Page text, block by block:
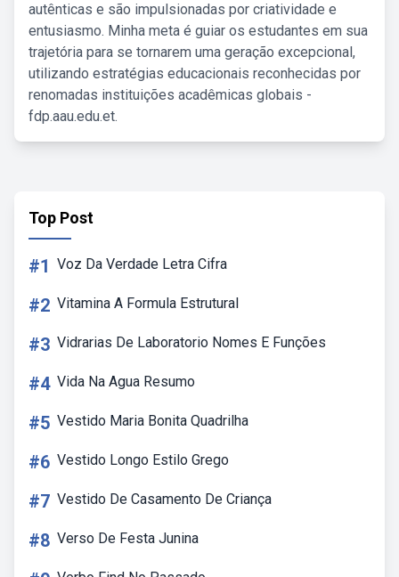
autênticas e são impulsionadas por criatividade e
entusiasmo. Minha meta é guiar os estudantes em sua
trajetória para se tornarem uma geração excepcional,
utilizando estratégias educacionais reconhecidas por
renomadas instituições acadêmicas globais -
fdp.aau.edu.et.
Top Post
#1 Voz Da Verdade Letra Cifra
#2 Vitamina A Formula Estrutural
#3 Vidrarias De Laboratorio Nomes E Funções
#4 Vida Na Agua Resumo
#5 Vestido Maria Bonita Quadrilha
#6 Vestido Longo Estilo Grego
#7 Vestido De Casamento De Criança
#8 Verso De Festa Junina